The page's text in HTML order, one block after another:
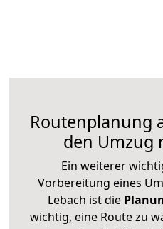
Routenplanung
den Umzug
Ein weiterer
Vorbereitung eines
Lebach ist die
wichtig, eine Route zu